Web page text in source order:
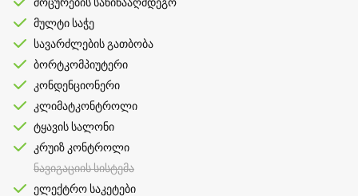
მულტი საჭე
სავარძლების გათბობა
ბორტკომპიუტერი
კონდენციონერი
კლიმატკონტროლი
ტყავის სალონი
კრუიზ კონტროლი
ნავიგაციის სისტემა
ელექტრო საკეტები